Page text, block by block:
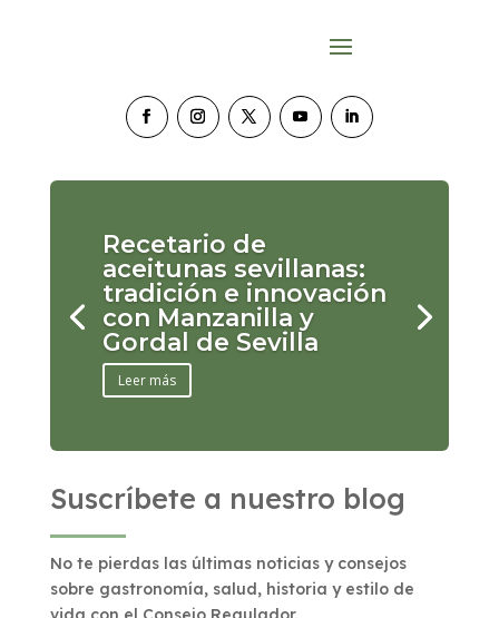
Recetario de
aceitunas sevillanas:
tradición e innovación
con Manzanilla y
Gordal de Sevilla
Leer más
Suscríbete a nuestro blog
No te pierdas las últimas noticias y consejos
sobre gastronomía, salud, historia y estilo de